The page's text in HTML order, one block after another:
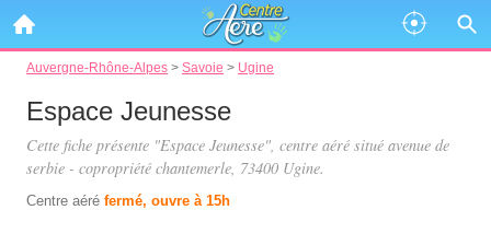
Auvergne-Rhône-Alpes > Savoie > Ugine
Espace Jeunesse
Cette fiche présente "Espace Jeunesse", centre aéré situé avenue de
serbie - copropriété chantemerle, 73400 Ugine.
Centre aéré fermé, ouvre à 15h